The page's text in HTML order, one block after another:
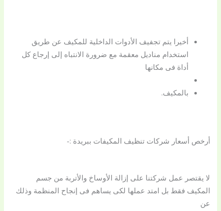
أخيرا يتم تجفيف الأدوات الداخلية للمكيف عن طريق
استخدام مناديل معقمة مع ضرورة الانتباه إلى إرجاع كل
أداة فى مكانها
بالمكيف.
أرخص أسعار شركات تنظيف المكيفات ببريدة :-
لا يقتصر عمل شركتنا على إزالة الأوساخ والأتربة من جسم
المكيف فقط بل امتد عملها لكى يساهم فى إنجاح المنظمة وذلك
عن